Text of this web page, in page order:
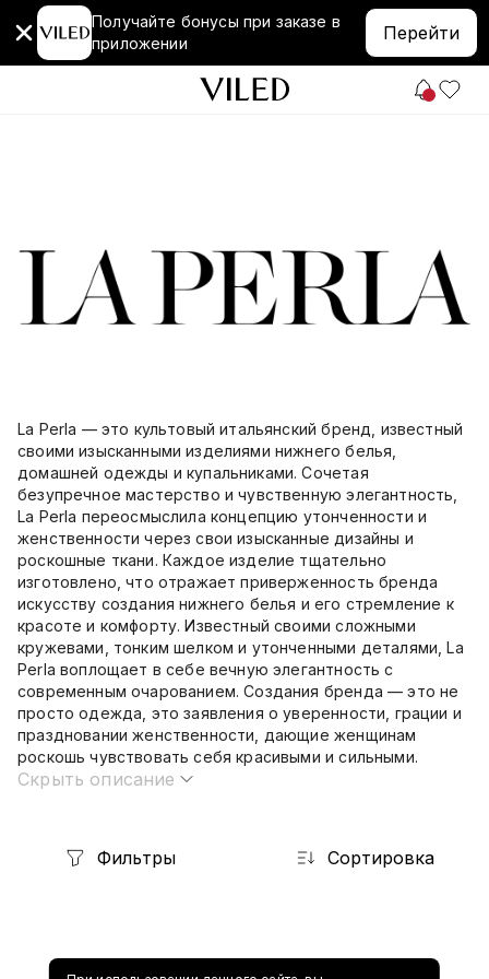
Получайте бонусы при заказе в
приложении
Перейти
La Perla — это культовый итальянский бренд, известный
своими изысканными изделиями нижнего белья,
домашней одежды и купальниками. Сочетая
безупречное мастерство и чувственную элегантность,
La Perla переосмыслила концепцию утонченности и
женственности через свои изысканные дизайны и
роскошные ткани. Каждое изделие тщательно
изготовлено, что отражает приверженность бренда
искусству создания нижнего белья и его стремление к
красоте и комфорту. Известный своими сложными
кружевами, тонким шелком и утонченными деталями, La
Perla воплощает в себе вечную элегантность с
современным очарованием. Создания бренда — это не
просто одежда, это заявления о уверенности, грации и
праздновании женственности, дающие женщинам
роскошь чувствовать себя красивыми и сильными.
Скрыть описание
Фильтры Сортировка